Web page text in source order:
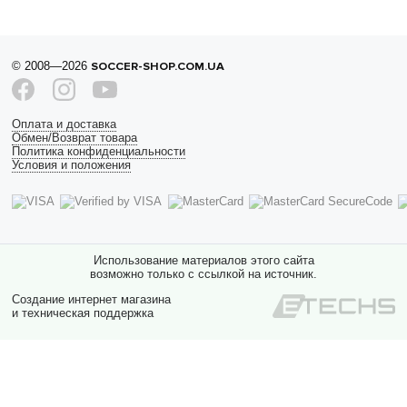
© 2008—2026 SOCCER-SHOP.COM.UA
Оплата и доставка
Обмен/Возврат товара
Политика конфиденциальности
Условия и положения
Использование материалов этого сайта
возможно только с ссылкой на источник.
Создание интернет магазина
и техническая поддержка